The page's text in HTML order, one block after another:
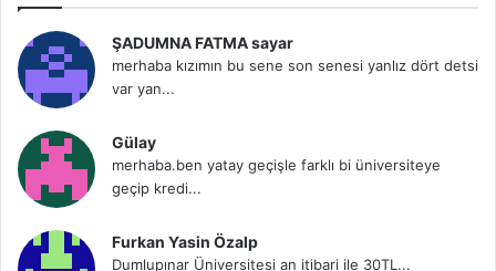
ŞADUMNA FATMA sayar
merhaba kızımın bu sene son senesi yanlız dört detsi
var yan...
Gülay
merhaba.ben yatay geçişle farklı bi üniversiteye
geçip kredi...
Furkan Yasin Özalp
Dumlupınar Üniversitesi an itibari ile 30TL...